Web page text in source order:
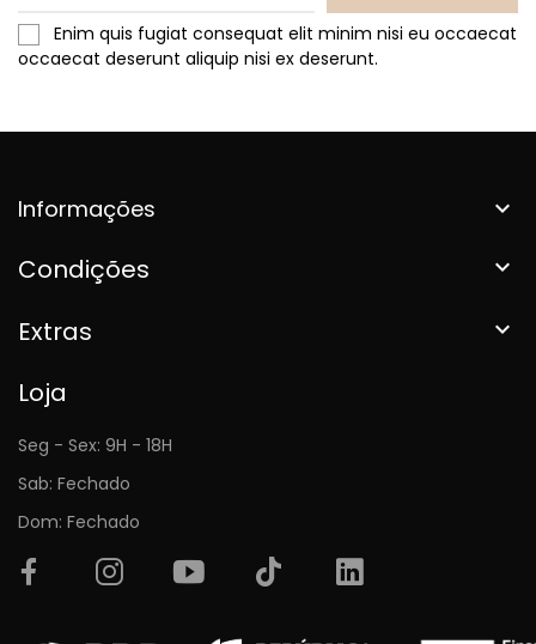
Enim quis fugiat consequat elit minim nisi eu occaecat
occaecat deserunt aliquip nisi ex deserunt.
Informações 
Condições 
Extras 
Loja
Seg - Sex: 9H - 18H
Sab: Fechado
Dom: Fechado